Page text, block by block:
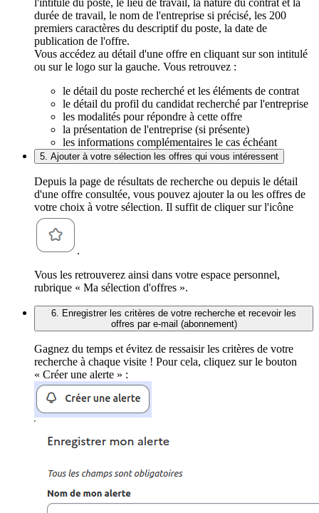
l'intitulé du poste, le lieu de travail, la nature du contrat et la
durée de travail, le nom de l'entreprise si précisé, les 200
premiers caractères du descriptif du poste, la date de
publication de l'offre.
Vous accédez au détail d'une offre en cliquant sur son intitulé
ou sur le logo sur la gauche. Vous retrouvez :
le détail du poste recherché et les éléments de contrat
le détail du profil du candidat recherché par l'entreprise
les modalités pour répondre à cette offre
la présentation de l'entreprise (si présente)
les informations complémentaires le cas échéant
5. Ajouter à votre sélection les offres qui vous intéressent
Depuis la page de résultats de recherche ou depuis le détail
d'une offre consultée, vous pouvez ajouter la ou les offres de
votre choix à votre sélection. Il suffit de cliquer sur l'icône
.
Vous les retrouverez ainsi dans votre espace personnel,
rubrique « Ma sélection d'offres ».
6. Enregistrer les critères de votre recherche et recevoir les
offres par e-mail (abonnement)
Gagnez du temps et évitez de ressaisir les critères de votre
recherche à chaque visite ! Pour cela, cliquez sur le bouton
« Créer une alerte » :